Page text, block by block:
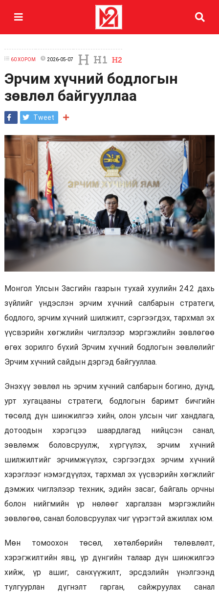
60 ХОРОМ 2026-05-07
Эрчим хүчний бодлогын
зөвлөл байгууллаа
Tweet
Монгол Улсын Засгийн газрын тухай хуулийн 24.2 дахь
зүйлийг үндэслэн эрчим хүчний салбарын стратеги,
бодлого, эрчим хүчний шилжилт, сэргээгдэх, тархмал эх
үүсвэрийн хөгжлийн чиглэлээр мэргэжлийн зөвлөгөө
өгөх зорилго бүхий Эрчим хүчний бодлогын зөвлөлийг
Эрчим хүчний сайдын дэргэд байгууллаа.
Энэхүү зөвлөл нь эрчим хүчний салбарын богино, дунд,
урт хугацааны стратеги, бодлогын баримт бичгийн
төсөлд дүн шинжилгээ хийн, олон улсын чиг хандлага,
дотоодын хэрэгцээ шаардлагад нийцсэн санал,
зөвлөмж боловсруулж, хүргүүлэх, эрчим хүчний
шилжилтийг эрчимжүүлэх, сэргээгдэх эрчим хүчний
хэрэглээг нэмэгдүүлэх, тархмал эх үүсвэрийн хөгжлийг
дэмжих чиглэлээр техник, эдийн засаг, байгаль орчны
болон нийгмийн үр нөлөөг харгалзан мэргэжлийн
зөвлөгөө, санал боловсруулах чиг үүрэгтэй ажиллах юм.
Мөн томоохон төсөл, хөтөлбөрийн төлөвлөлт,
хэрэгжилтийн явц, үр дүнгийн талаар дүн шинжилгээ
хийж, үр ашиг, санхүүжилт, эрсдэлийн үнэлгээнд
тулгуурлан дүгнэлт гарган, сайжруулах санал